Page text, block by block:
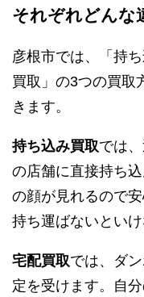
それぞれどんな
彦根市では、「持
買取」の3つの買取
きます。
持ち込み買取では
の店舗に直接持ち
の顔が見れるので
持ち運ばないとい
宅配買取では、ダ
定を受けます。自